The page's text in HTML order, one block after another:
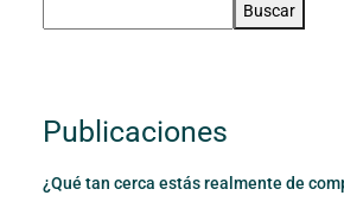
Buscar
Publicaciones
¿Qué tan cerca estás realmente de